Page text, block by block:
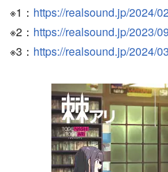
※1： https://realsound.jp/2024/
※2： https://realsound.jp/2023/
※3： https://realsound.jp/2024/